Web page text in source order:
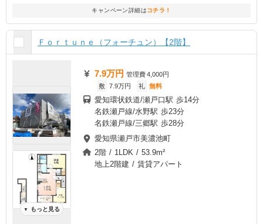
キャンペーン詳細はコチラ！
Ｆｏｒｔｕｎｅ（フォーチュン）【2階】
▼ もっと見る
7.9万円 管理費4,000円
敷 7.9万円 礼 無料
愛知環状鉄道/瀬戸口駅 歩14分
名鉄瀬戸線/水野駅 歩23分
名鉄瀬戸線/三郷駅 歩28分
愛知県瀬戸市美濃池町
2階 / 1LDK / 53.9m²
地上2階建 / 賃貸アパート